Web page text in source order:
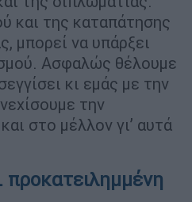
και της καταπάτησης
μπορεί να υπάρξει
Ασφαλώς θέλουμε
κι εμάς με την
την
στο μέλλον γι’ αυτά
προκατειλημμένη